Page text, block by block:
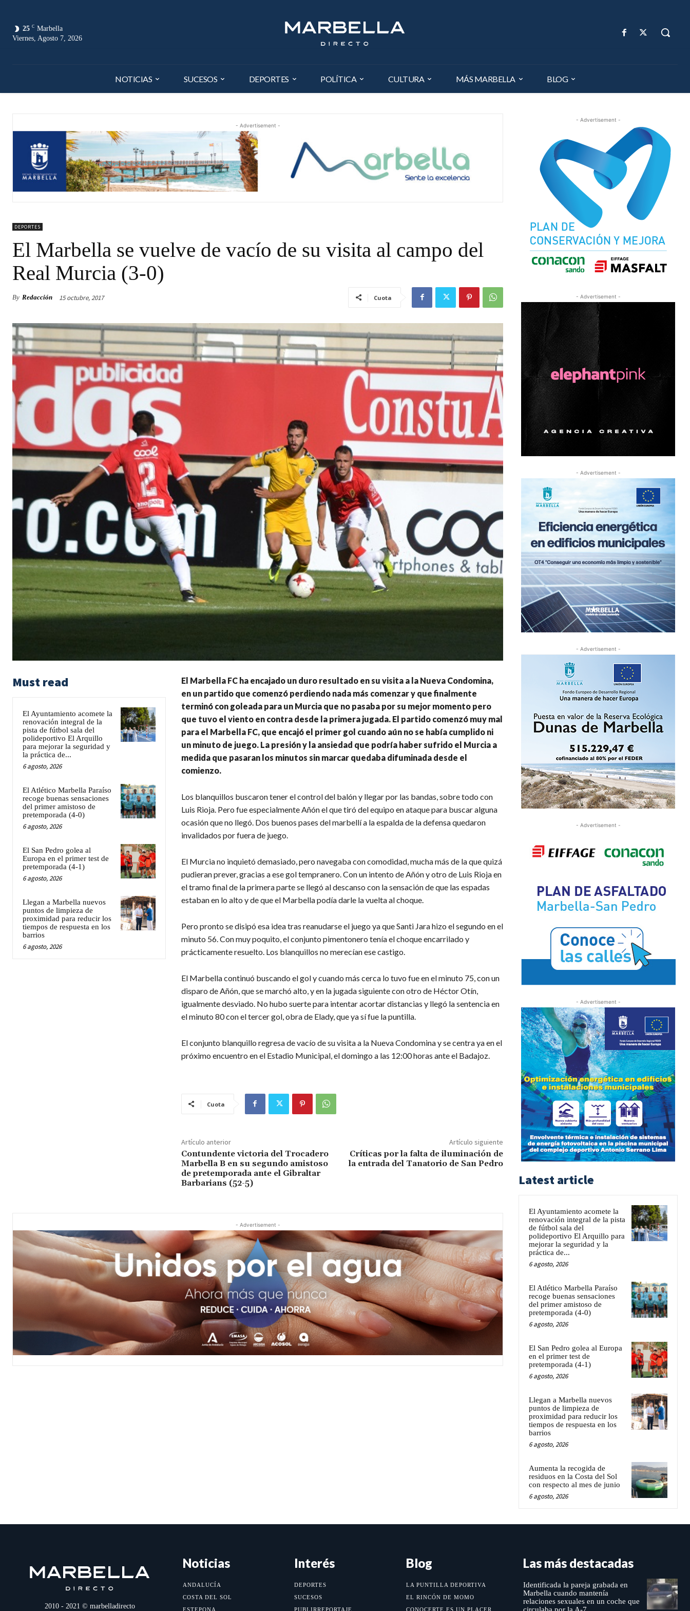
25 C Marbella
Viernes, Agosto 7, 2026
NOTICIAS SUCESOS DEPORTES POLÍTICA CULTURA MÁS MARBELLA BLOG
- Advertisement -
DEPORTES
El Marbella se vuelve de vacío de su visita al campo del
Real Murcia (3-0)
By Redacción 15 octubre, 2017 Cuota
Must read
El Ayuntamiento acomete la
renovación integral de la
pista de fútbol sala del
polideportivo El Arquillo
para mejorar la seguridad y
la práctica de...
6 agosto, 2026
El Atlético Marbella Paraíso
recoge buenas sensaciones
del primer amistoso de
pretemporada (4-0)
6 agosto, 2026
El San Pedro golea al
Europa en el primer test de
pretemporada (4-1)
6 agosto, 2026
Llegan a Marbella nuevos
puntos de limpieza de
proximidad para reducir los
tiempos de respuesta en los
barrios
6 agosto, 2026
El Marbella FC ha encajado un duro resultado en su visita a la Nueva Condomina,
en un partido que comenzó perdiendo nada más comenzar y que finalmente
terminó con goleada para un Murcia que no pasaba por su mejor momento pero
que tuvo el viento en contra desde la primera jugada. El partido comenzó muy mal
para el Marbella FC, que encajó el primer gol cuando aún no se había cumplido ni
un minuto de juego. La presión y la ansiedad que podría haber sufrido el Murcia a
medida que pasaran los minutos sin marcar quedaba difuminada desde el
comienzo.
Los blanquillos buscaron tener el control del balón y llegar por las bandas, sobre todo con
Luis Rioja. Pero fue especialmente Añón el que tiró del equipo en ataque para buscar alguna
ocasión que no llegó. Dos buenos pases del marbellí a la espalda de la defensa quedaron
invalidados por fuera de juego.
El Murcia no inquietó demasiado, pero navegaba con comodidad, mucha más de la que quizá
pudieran prever, gracias a ese gol tempranero. Con un intento de Añón y otro de Luis Rioja en
el tramo final de la primera parte se llegó al descanso con la sensación de que las espadas
estaban en lo alto y de que el Marbella podía darle la vuelta al choque.
Pero pronto se disipó esa idea tras reanudarse el juego ya que Santi Jara hizo el segundo en el
minuto 56. Con muy poquito, el conjunto pimentonero tenía el choque encarrilado y
prácticamente resuelto. Los blanquillos no merecían ese castigo.
El Marbella continuó buscando el gol y cuando más cerca lo tuvo fue en el minuto 75, con un
disparo de Añón, que se marchó alto, y en la jugada siguiente con otro de Héctor Otín,
igualmente desviado. No hubo suerte para intentar acortar distancias y llegó la sentencia en
el minuto 80 con el tercer gol, obra de Elady, que ya sí fue la puntilla.
El conjunto blanquillo regresa de vacío de su visita a la Nueva Condomina y se centra ya en el
próximo encuentro en el Estadio Municipal, el domingo a las 12:00 horas ante el Badajoz.
Cuota
Artículo anterior
Contundente victoria del Trocadero
Marbella B en su segundo amistoso
de pretemporada ante el Gibraltar
Barbarians (52-5)
Artículo siguiente
Críticas por la falta de iluminación de
la entrada del Tanatorio de San Pedro
- Advertisement -
- Advertisement -
- Advertisement -
- Advertisement -
- Advertisement -
- Advertisement -
- Advertisement -
Latest article
El Ayuntamiento acomete la
renovación integral de la pista
de fútbol sala del
polideportivo El Arquillo para
mejorar la seguridad y la
práctica de...
6 agosto, 2026
El Atlético Marbella Paraíso
recoge buenas sensaciones
del primer amistoso de
pretemporada (4-0)
6 agosto, 2026
El San Pedro golea al Europa
en el primer test de
pretemporada (4-1)
6 agosto, 2026
Llegan a Marbella nuevos
puntos de limpieza de
proximidad para reducir los
tiempos de respuesta en los
barrios
6 agosto, 2026
Aumenta la recogida de
residuos en la Costa del Sol
con respecto al mes de junio
6 agosto, 2026
2010 - 2021 © marbelladirecto
Noticias
ANDALUCÍA
COSTA DEL SOL
ESTEPONA
Interés
DEPORTES
SUCESOS
PUBLIRREPORTAJE
Blog
LA PUNTILLA DEPORTIVA
EL RINCÓN DE MOMO
CONOCERTE ES UN PLACER
Las más destacadas
Identificada la pareja grabada en
Marbella cuando mantenía
relaciones sexuales en un coche que